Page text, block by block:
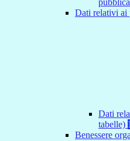
Dati relativi ai
Dati
tabelle) 1
Benessere